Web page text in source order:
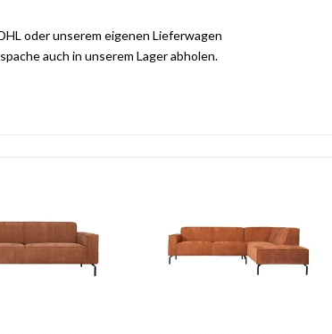
oder unserem eigenen Lieferwagen
auch in unserem Lager abholen.